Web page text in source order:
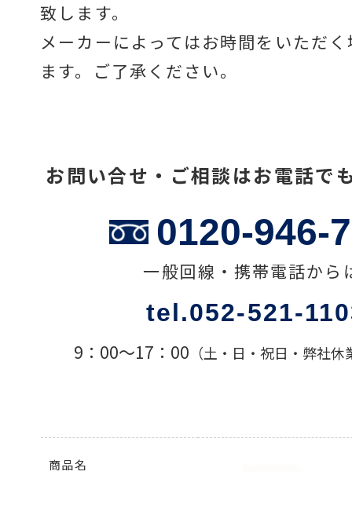
タイマー
色々な計測器
レベル・勾配測定
オプション
致します。
メーカーによってはお時間をいただ
ます。ご了承ください。
お問い合せ・ご相談はお電話で
0120-946-
一般回線・携帯電話から
tel.052-521-
9：00〜17：00 （土・日・祝日・弊社
商品名